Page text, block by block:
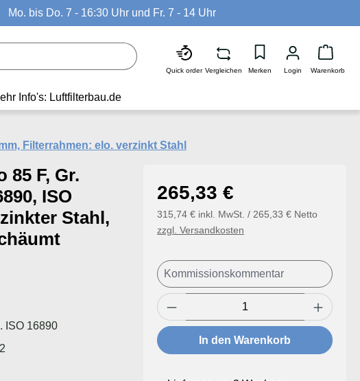
Mo. bis Do. 7 - 16:30 Uhr und Fr. 7 - 14 Uhr
Quick order Vergleichen Merken Login Warenkorb
Info's: Luftfilterbau.de
Filterrahmen: elo. verzinkt Stahl
85 F, Gr.
ISO
Stahl,
ISO 16890
Regulärer Preis:
265,33 €
315,74 € inkl. MwSt. / 265,33 € Netto
zzgl. Versandkosten
Produkt Anzahl: Gib den
In den Warenkorb